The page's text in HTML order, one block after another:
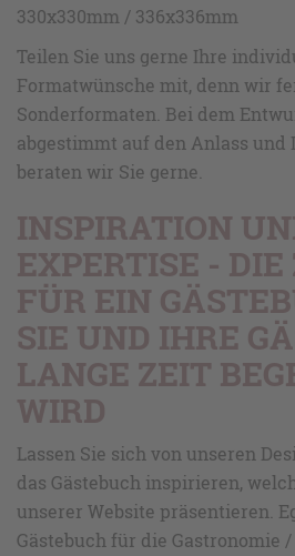
330x330mm / 336x336mm
Teilen Sie uns gerne Ihre
Formatwünsche mit, denn wir
Sonderformaten. Bei dem
abgestimmt auf den Anlass und
beraten wir Sie gerne.
INSPIRATION
EXPERTISE -
FÜR EIN
SIE UND IHRE
LANGE ZEIT
WIRD
Lassen Sie sich von unseren
das Gästebuch inspirieren,
unserer Website präsentieren.
Gästebuch für die Gastronomie